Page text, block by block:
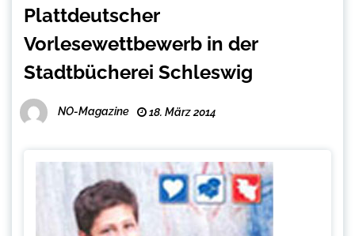
Plattdeutscher
Vorlesewettbewerb in der
Stadtbücherei Schleswig
NO-Magazine 18. März 2014